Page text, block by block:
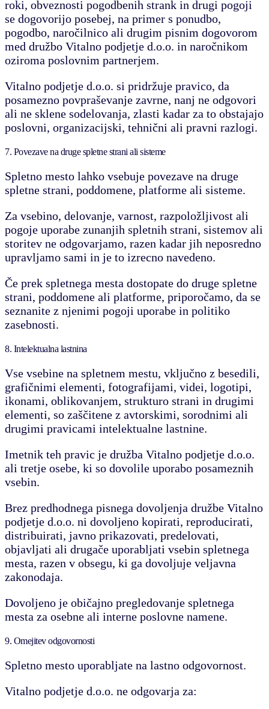
roki, obveznosti pogodbenih strank in drugi pogoji
se dogovorijo posebej, na primer s ponudbo,
pogodbo, naročilnico ali drugim pisnim dogovorom
med družbo Vitalno podjetje d.o.o. in naročnikom
oziroma poslovnim partnerjem.
Vitalno podjetje d.o.o. si pridržuje pravico, da
posamezno povpraševanje zavrne, nanj ne odgovori
ali ne sklene sodelovanja, zlasti kadar za to obstajajo
poslovni, organizacijski, tehnični ali pravni razlogi.
7. Povezave na druge spletne strani ali sisteme
Spletno mesto lahko vsebuje povezave na druge
spletne strani, poddomene, platforme ali sisteme.
Za vsebino, delovanje, varnost, razpoložljivost ali
pogoje uporabe zunanjih spletnih strani, sistemov ali
storitev ne odgovarjamo, razen kadar jih neposredno
upravljamo sami in je to izrecno navedeno.
Če prek spletnega mesta dostopate do druge spletne
strani, poddomene ali platforme, priporočamo, da se
seznanite z njenimi pogoji uporabe in politiko
zasebnosti.
8. Intelektualna lastnina
Vse vsebine na spletnem mestu, vključno z besedili,
grafičnimi elementi, fotografijami, videi, logotipi,
ikonami, oblikovanjem, strukturo strani in drugimi
elementi, so zaščitene z avtorskimi, sorodnimi ali
drugimi pravicami intelektualne lastnine.
Imetnik teh pravic je družba Vitalno podjetje d.o.o.
ali tretje osebe, ki so dovolile uporabo posameznih
vsebin.
Brez predhodnega pisnega dovoljenja družbe Vitalno
podjetje d.o.o. ni dovoljeno kopirati, reproducirati,
distribuirati, javno prikazovati, predelovati,
objavljati ali drugače uporabljati vsebin spletnega
mesta, razen v obsegu, ki ga dovoljuje veljavna
zakonodaja.
Dovoljeno je običajno pregledovanje spletnega
mesta za osebne ali interne poslovne namene.
9. Omejitev odgovornosti
Spletno mesto uporabljate na lastno odgovornost.
Vitalno podjetje d.o.o. ne odgovarja za: